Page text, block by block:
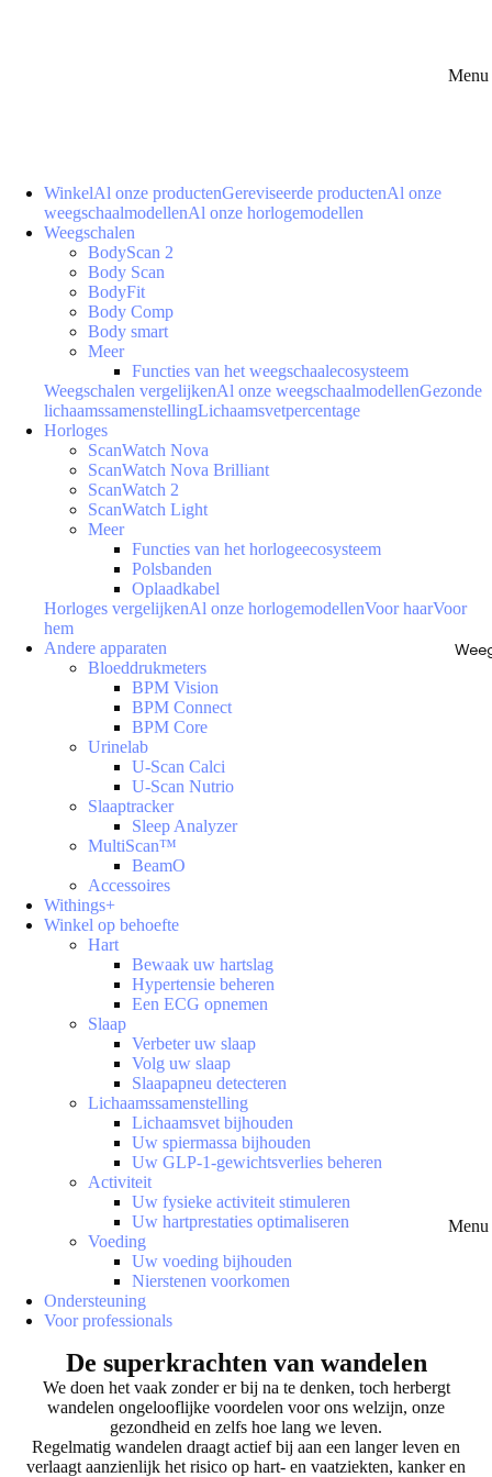
Menu
Menu
WinkelAl onze productenGereviseerde productenAl onze
weegschaalmodellenAl onze horlogemodellen
Weegschalen
BodyScan 2
Body Scan
BodyFit
Body Comp
Body smart
Meer
Functies van het weegschaalecosysteem
Weegschalen vergelijkenAl onze weegschaalmodellenGezonde
lichaamssamenstellingLichaamsvetpercentage
Horloges
ScanWatch Nova
ScanWatch Nova Brilliant
ScanWatch 2
ScanWatch Light
Meer
Functies van het horlogeecosysteem
Polsbanden
Oplaadkabel
Horloges vergelijkenAl onze horlogemodellenVoor haarVoor
hem
Andere apparaten
Bloeddrukmeters
BPM Vision
BPM Connect
BPM Core
Urinelab
U-Scan Calci
U-Scan Nutrio
Slaaptracker
Sleep Analyzer
MultiScan™
BeamO
Accessoires
Withings+
Winkel op behoefte
Hart
Bewaak uw hartslag
Hypertensie beheren
Een ECG opnemen
Slaap
Verbeter uw slaap
Volg uw slaap
Slaapapneu detecteren
Lichaamssamenstelling
Lichaamsvet bijhouden
Uw spiermassa bijhouden
Uw GLP-1-gewichtsverlies beheren
Activiteit
Uw fysieke activiteit stimuleren
Uw hartprestaties optimaliseren
Voeding
Uw voeding bijhouden
Nierstenen voorkomen
Ondersteuning
Voor professionals
De superkrachten van wandelen
We doen het vaak zonder er bij na te denken, toch herbergt
wandelen ongelooflijke voordelen voor ons welzijn, onze
gezondheid en zelfs hoe lang we leven.
Regelmatig wandelen draagt actief bij aan een langer leven en
verlaagt aanzienlijk het risico op hart- en vaatziekten, kanker en